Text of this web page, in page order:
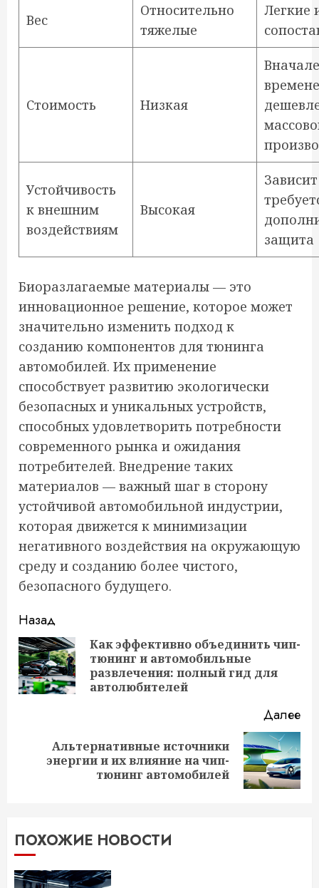
Вес
Относительно
тяжелые
Легкие
Стоимость Низкая
Устойчивость
к внешним
воздействиям
Высокая
защита
Биоразлагаемые материалы — это
инновационное решение, которое может
значительно изменить подход к
созданию компонентов для тюнинга
автомобилей. Их применение
способствует развитию экологически
безопасных и уникальных устройств,
способных удовлетворить потребности
современного рынка и ожидания
потребителей. Внедрение таких
материалов — важный шаг в сторону
устойчивой автомобильной индустрии,
которая движется к минимизации
негативного воздействия на окружающую
среду и созданию более чистого,
безопасного будущего.
Продолжить
чтение
Назад
Как эффективно объединить чип-
тюнинг и автомобильные
развлечения: полный гид для
автолюбителей
Далее
Следующая
Альтернативные источники
энергии и их влияние на чип-
тюнинг автомобилей
ПОХОЖИЕ НОВОСТИ